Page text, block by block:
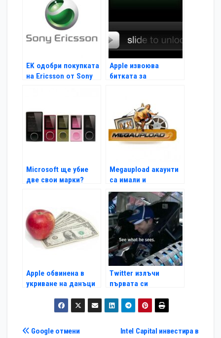
EK одобри покупката
на Ericsson от Sony
Apple извоюва
битката за
Microsoft ще убие
две свои марки?
Megaupload акаунти
са имали и
американски
политици
Apple обвинена в
укриване на данъци
Twitter излъчи
първата си
реклама въобще
Навигация
Intel Capital инвестира в
Google отмени